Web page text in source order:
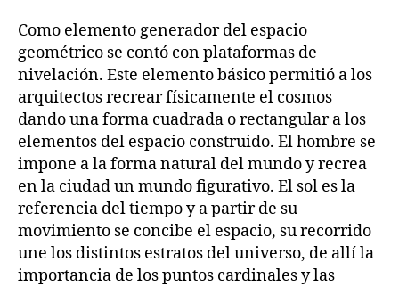
Como elemento generador del espacio
geométrico se contó con plataformas de
nivelación. Este elemento básico permitió a los
arquitectos recrear físicamente el cosmos
dando una forma cuadrada o rectangular a los
elementos del espacio construido. El hombre se
impone a la forma natural del mundo y recrea
en la ciudad un mundo figurativo. El sol es la
referencia del tiempo y a partir de su
movimiento se concibe el espacio, su recorrido
une los distintos estratos del universo, de allí la
importancia de los puntos cardinales y las